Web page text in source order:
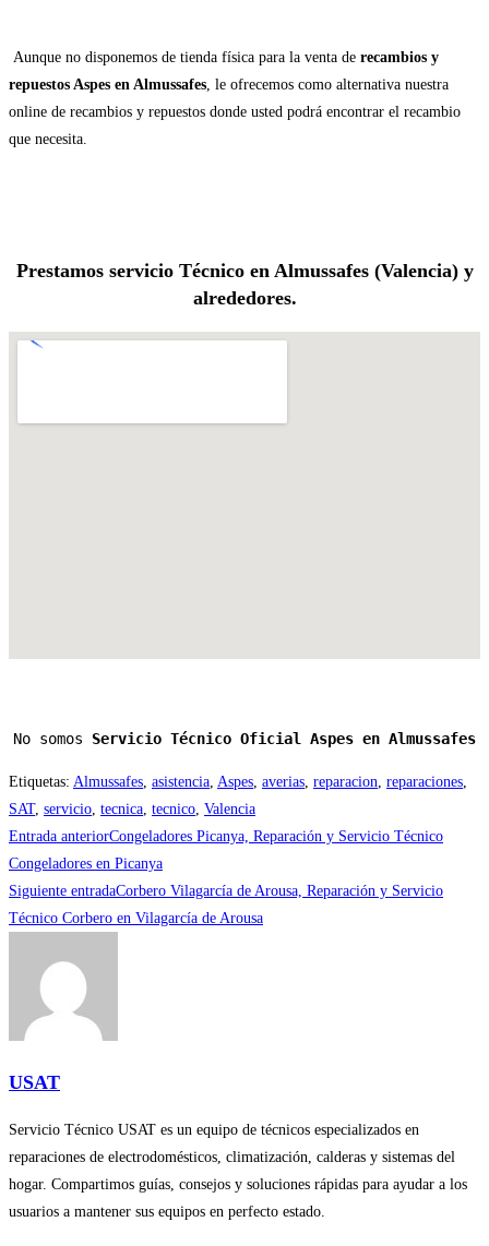
Aunque no disponemos de tienda física para la venta de recambios y
repuestos Aspes en Almussafes, le ofrecemos como alternativa nuestra
online de recambios y repuestos donde usted podrá encontrar el recambio
que necesita.
Prestamos servicio Técnico en Almussafes (Valencia) y
alrededores.
No somos Servicio Técnico Oficial Aspes en Almussafes
Etiquetas: Almussafes, asistencia, Aspes, averias, reparacion, reparaciones,
SAT, servicio, tecnica, tecnico, Valencia
Leer
más
artículos
Entrada anteriorCongeladores Picanya, Reparación y Servicio Técnico
Congeladores en Picanya
Siguiente entradaCorbero Vilagarcía de Arousa, Reparación y Servicio
Técnico Corbero en Vilagarcía de Arousa
USAT
Servicio Técnico USAT es un equipo de técnicos especializados en
reparaciones de electrodomésticos, climatización, calderas y sistemas del
hogar. Compartimos guías, consejos y soluciones rápidas para ayudar a los
usuarios a mantener sus equipos en perfecto estado.